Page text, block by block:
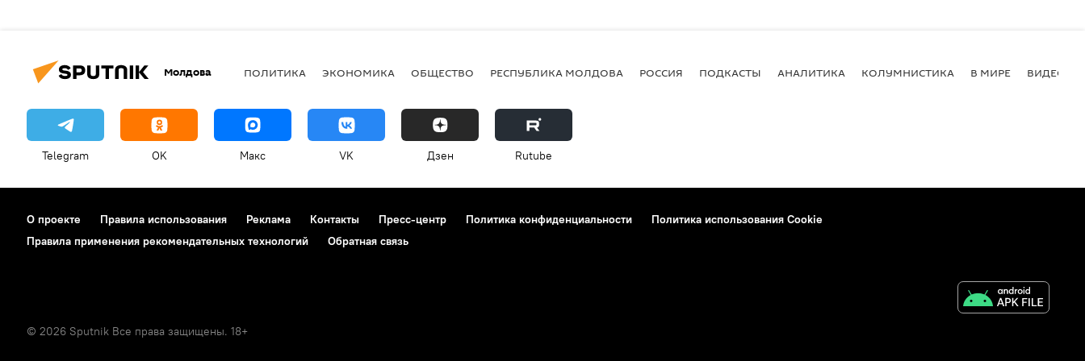
Молдова ПОЛИТИКА ЭКОНОМИКА ОБЩЕСТВО РЕСПУБЛИКА МОЛДОВА РОССИЯ ПОДКАСТЫ АНАЛИТИКА КОЛУМНИСТИКА В МИРЕ ВИДЕО
Telegram OK Макс VK Дзен Rutube
О проекте Правила использования Реклама Контакты Пресс-центр Политика конфиденциальности
Политика использования Cookie
Правила применения рекомендательных технологий
Обратная связь
© 2026 Sputnik Все права защищены. 18+